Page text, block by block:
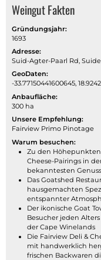
Weingut Fakten
Gründungsjahr:
1693
Adresse:
Suid-Agter-Paarl Rd,
GeoDaten:
-33.77150441600645,
Anbaufläche:
300 ha
Unsere Empfehlung:
Fairview Primo Pinotage
Warum besuchen:
Zu den
Cheese-Pairings in
bekanntesten
Das Goatshed
hausgemachten
entspannter
Der ikonische Goat
Besucher jeden
der Cape Winelands
Die Fairview Deli &
mit handwerklich
frischen Backwaren